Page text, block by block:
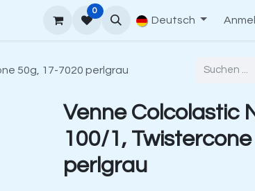
Bestellanleitung Contact
0
Deutsch
50g, 17-7020 perlgrau
Venne Colcolastic
100/1,
perlgrau